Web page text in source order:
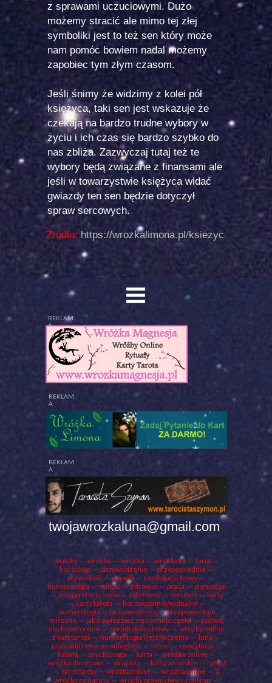
REKLAM
A
REKLAM
A
REKLAM
A
wróżby ⇔ wróżba ⇔ wróżka ⇔ wróżbitka ⇔ tarot⇔
horoskop ⇔ jasnowidzenie ⇔ przepowiednie ⇔
przyszłość ⇔ porada ⇔ rozwój duchowy ⇔
numerologia ⇔ miłość ⇔ zdrowie ⇔ praca ⇔ pieniądze
⇔ interpretacja snów ⇔ talizmany ⇔ amulety ⇔ karty
⇔ karty tarota ⇔ horoskop indywidualny ⇔
numerologia ⇔ jasnowidzenie ⇔ przepowiednie
miłosne ⇔ jak dowiedzieć się co mnie czeka ⇔ rozwój
duchowy online ⇔ poradnik duchowy ⇔ wróżby online
z kart tarota ⇔ numerologia i jej znaczenie ⇔ luna ⇔
jasnowidzenie na odległość ⇔ seans ⇔ medytacja ⇔
kabała ⇔ psychologia ⇔ karta ⇔ wróżka online ⇔
wróżka darmowa ⇔ wróżbita ⇔ karty anielskie ⇔ rytuał
⇔ tarot snów ⇔ wróżbaonline ⇔ wróżkaonline ⇔ 1
wróżba za darmo ⇔ wróżby prawdziwe za darmo ⇔
twojawrozkaluna@gmail.com
Źródło: https://wrozkalimona.pl/ksiezyc
z sprawami uczuciowymi. Dużo
możemy stracić ale mimo tej złej
symboliki jest to też sen który może
nam pomóc bowiem nadal możemy
zapobiec tym złym czasom.
Jeśli śnimy że widzimy z kolei pół
księżyca, taki sen jest wskazuje że
czekają na bardzo trudne wybory w
życiu i ich czas się bardzo szybko do
nas zbliża. Zazwyczaj tutaj też te
wybory będą związane z finansami ale
jeśli w towarzystwie księżyca widać
gwiazdy ten sen będzie dotyczył
spraw sercowych.